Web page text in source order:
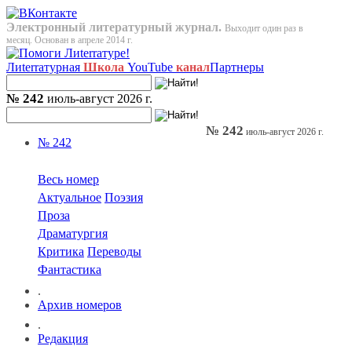
Электронный литературный журнал. Выходит один раз в
месяц. Основан в апреле 2014 г.
Лиterraтурная Школа YouTube каналПартнеры
№ 242 июль-август 2026 г.
№ 242
Весь номер
Актуальное Поэзия
Проза
Драматургия
Критика Переводы
Фантастика
.
Архив номеров
.
Редакция
№ 242 июль-август 2026 г.